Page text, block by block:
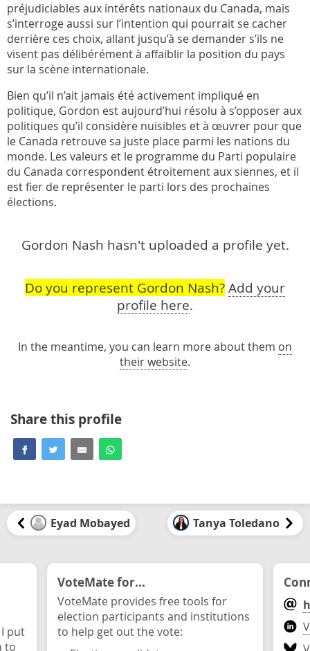
préjudiciables aux intérêts nationaux du Canada, mais
s’interroge aussi sur l’intention qui pourrait se cacher
derrière ces choix, allant jusqu’à se demander s’ils ne
visent pas délibérément à affaiblir la position du pays
sur la scène internationale.
Bien qu’il n’ait jamais été activement impliqué en
politique, Gordon est aujourd’hui résolu à s’opposer aux
politiques qu’il considère nuisibles et à œuvrer pour que
le Canada retrouve sa juste place parmi les nations du
monde. Les valeurs et le programme du Parti populaire
du Canada correspondent étroitement aux siennes, et il
est fier de représenter le parti lors des prochaines
élections.
Gordon Nash hasn't uploaded a profile yet.
Do you represent Gordon Nash? Add your
profile here.
In the meantime, you can learn more about them on
their website.
Share this profile
Eyad Mobayed Tanya Toledano
put
to
VoteMate for...
VoteMate provides free tools for
election participants and institutions
to help get out the vote: